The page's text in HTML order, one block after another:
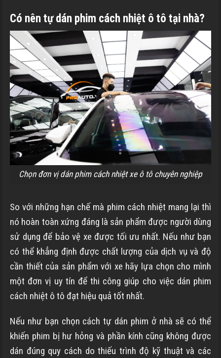
Có nên tự dán phim cách nhiệt ô tô tại nhà?
Chọn đơn vị dán phim cách nhiệt xe ô tô chuyên nghiệp
So với những hạn chế mà phim cách nhiệt mang lại thì
nó hoàn toàn xứng đáng là sản phẩm được người dùng
sử dụng để bảo vệ xe được tối ưu nhất. Nếu như bạn
có thể khẳng định được chất lượng của dịch vụ và độ
cần thiết của sản phẩm với xe hãy lựa chọn cho mình
một đơn vị uy tín để thi công giúp cho việc dán phim
cách nhiệt ô tô đạt hiệu quả tốt nhất.
Nếu như bạn chọn cách tự dán phim ở nhà sẽ có thể
khiến phim bị hư hỏng và phần kính cũng không được
dán đúng quy cách do thiếu trình độ kỹ thuật và các